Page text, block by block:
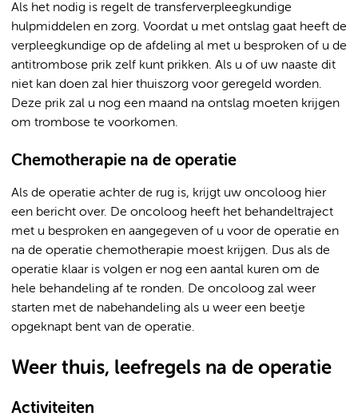
Als het nodig is regelt de transferverpleegkundige
hulpmiddelen en zorg. Voordat u met ontslag gaat heeft de
verpleegkundige op de afdeling al met u besproken of u de
antitrombose prik zelf kunt prikken. Als u of uw naaste dit
niet kan doen zal hier thuiszorg voor geregeld worden.
Deze prik zal u nog een maand na ontslag moeten krijgen
om trombose te voorkomen.
Chemotherapie na de operatie
Als de operatie achter de rug is, krijgt uw oncoloog hier
een bericht over. De oncoloog heeft het behandeltraject
met u besproken en aangegeven of u voor de operatie en
na de operatie chemotherapie moest krijgen. Dus als de
operatie klaar is volgen er nog een aantal kuren om de
hele behandeling af te ronden. De oncoloog zal weer
starten met de nabehandeling als u weer een beetje
opgeknapt bent van de operatie.
Weer thuis, leefregels na de operatie
Activiteiten